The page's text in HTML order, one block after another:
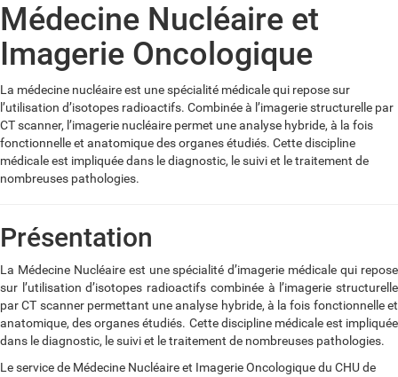
Médecine Nucléaire et
Imagerie Oncologique
La médecine nucléaire est une spécialité médicale qui repose sur
l’utilisation d’isotopes radioactifs. Combinée à l’imagerie structurelle par
CT scanner, l’imagerie nucléaire permet une analyse hybride, à la fois
fonctionnelle et anatomique des organes étudiés. Cette discipline
médicale est impliquée dans le diagnostic, le suivi et le traitement de
nombreuses pathologies.
Présentation
La Médecine Nucléaire est une spécialité d’imagerie médicale qui repose
sur l’utilisation d’isotopes radioactifs combinée à l’imagerie structurelle
par CT scanner permettant une analyse hybride, à la fois fonctionnelle et
anatomique, des organes étudiés. Cette discipline médicale est impliquée
dans le diagnostic, le suivi et le traitement de nombreuses pathologies.
Le service de Médecine Nucléaire et Imagerie Oncologique du CHU de